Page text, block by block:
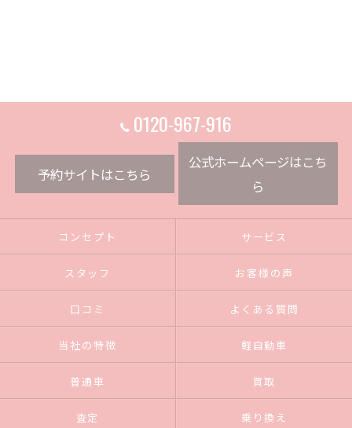
0120-967-916
予約サイトはこちら
公式ホームページはこち
ら
コンセプト サービス
スタッフ お客様の声
口コミ よくある質問
当社の特徴 軽自動車
普通車 買取
査定 乗り換え